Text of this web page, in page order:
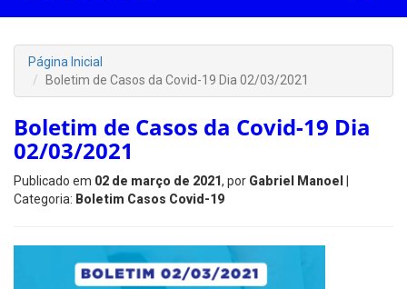
Página Inicial
Boletim de Casos da Covid-19 Dia 02/03/2021
Boletim de Casos da Covid-19 Dia
02/03/2021
Publicado em 02 de março de 2021, por Gabriel Manoel
Categoria: Boletim Casos Covid-19